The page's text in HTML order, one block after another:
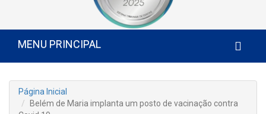
MENU PRINCIPAL
Página Inicial
Belém de Maria implanta um posto de vacinação contra